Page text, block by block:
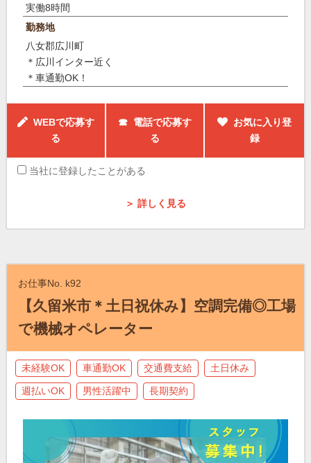
実働8時間
勤務地
八女郡広川町
＊広川インター近く
＊車通勤OK！
WEBで応募す
る
☎ 電話で応募す
る
お気に入り登
録
当社に登録したことがある
＞ 詳しく見る
お仕事No. k92
【久留米市＊土日祝休み】空調完備◎工場
で機械オペレーター
未経験OK 車通勤OK 交通費支給 土日休み
週払いOK 男性活躍中 長期契約